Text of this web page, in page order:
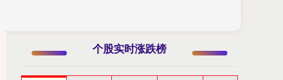
个股实时涨跌榜